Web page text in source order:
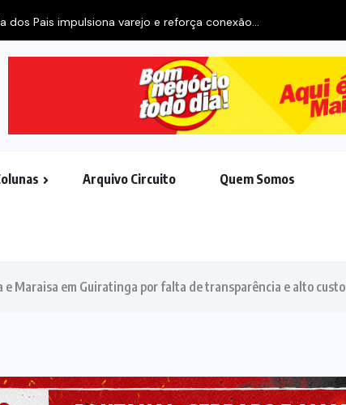
dos Pais impulsiona varejo e reforça conexão...
Arquivo Circuito Quem Somos
e Maraisa em Guiratinga por falta de transparência e alto custo